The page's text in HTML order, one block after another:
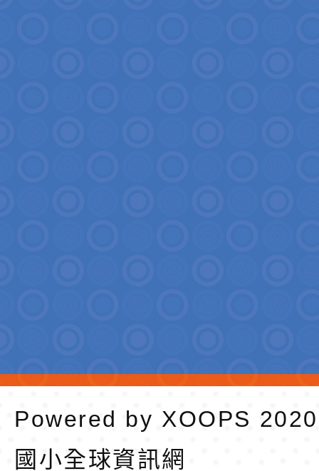
Powered by XOOPS
國小全球資訊網